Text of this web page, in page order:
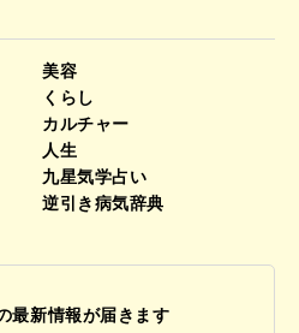
美容
くらし
カルチャー
人生
九星気学占い
逆引き病気辞典
最新情報が届きます